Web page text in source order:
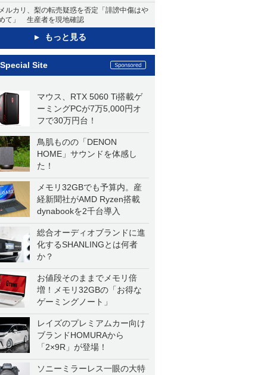
ルカリ、梨の転売疑惑を否定「誹謗中傷はや
て」 生産者を現地確認
もっと見る
Special Site
マウス、RTX 5060 Ti搭載ゲ
ーミングPCが7万5,000円オ
フで30万円台！
鳥肌ものの「DENON
HOME」サウンドを体感し
た！
メモリ32GBでも予算内。産
経新聞社がAMD Ryzen搭載
dynabookを2千台導入
総合オーディオブランドに進
化するSHANLINGとは何者
か？
お値段そのままでメモリ倍
増！メモリ32GBの「お得な
ゲーミングノート」
レイズのプレミアムカー向け
ブランドHOMURAから
「2×9R」が登場！
ソニーミラーレス一眼の大特